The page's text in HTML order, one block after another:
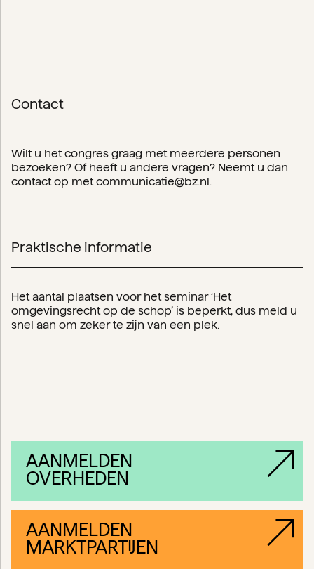
Contact
Wilt u het congres graag met meerdere personen
bezoeken? Of heeft u andere vragen? Neemt u dan
contact op met communicatie@bz.nl.
Praktische informatie
Het aantal plaatsen voor het seminar ‘Het
omgevingsrecht op de schop’ is beperkt, dus meld u
snel aan om zeker te zijn van een plek.
AANMELDEN
OVERHEDEN
AANMELDEN
MARKTPARTIJEN